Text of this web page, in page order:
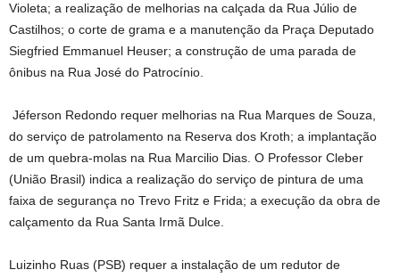
Violeta; a realização de melhorias na calçada da Rua Júlio de
Castilhos; o corte de grama e a manutenção da Praça Deputado
Siegfried Emmanuel Heuser; a construção de uma parada de
ônibus na Rua José do Patrocínio.
Jéferson Redondo requer melhorias na Rua Marques de Souza,
do serviço de patrolamento na Reserva dos Kroth; a implantação
de um quebra-molas na Rua Marcilio Dias. O Professor Cleber
(União Brasil) indica a realização do serviço de pintura de uma
faixa de segurança no Trevo Fritz e Frida; a execução da obra de
calçamento da Rua Santa Irmã Dulce.
Luizinho Ruas (PSB) requer a instalação de um redutor de